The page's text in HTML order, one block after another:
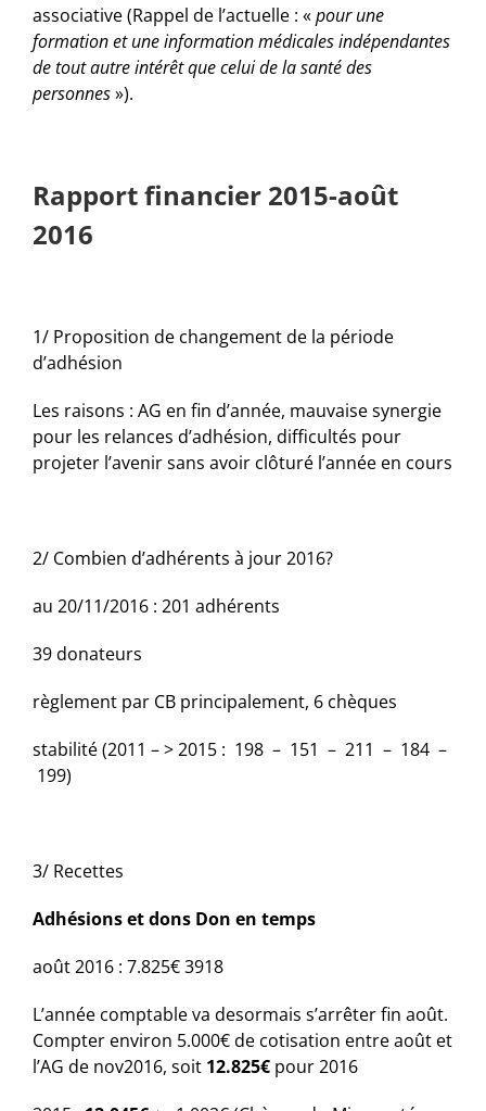
associative (Rappel de l’actuelle : «pour une
formation et une information médicales indépendantes
de tout autre intérêt que celui de la santé des
personnes»).
Rapport financier 2015-août
2016
1/ Proposition de changement de la période
d’adhésion
Les raisons : AG en fin d’année, mauvaise synergie
pour les relances d’adhésion, difficultés pour
projeter l’avenir sans avoir clôturé l’année en cours
2/ Combien d’adhérents à jour 2016?
au 20/11/2016 : 201 adhérents
39 donateurs
règlement par CB principalement, 6 chèques
stabilité (2011 – > 2015 : 198 – 151 – 211 – 184 –
199)
3/ Recettes
Adhésions et dons Don en temps
août 2016 : 7.825€3918
L’année comptable va desormais s’arrêter fin août.
Compter environ 5.000€ de cotisation entre août et
l’AG de nov2016, soit 12.825€ pour 2016